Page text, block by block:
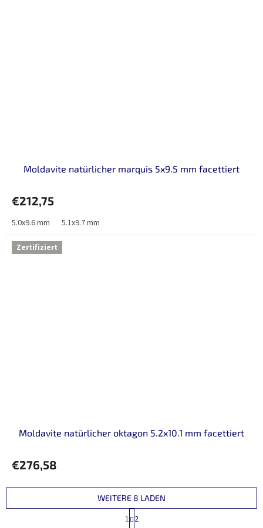
Moldavite natürlicher marquis 5x9.5 mm facettiert
€212,75
5.0x9.6 mm 5.1x9.7 mm
Zertifiziert
Moldavite natürlicher oktagon 5.2x10.1 mm facettiert
€276,58
WEITERE 8 LADEN
a
1 2